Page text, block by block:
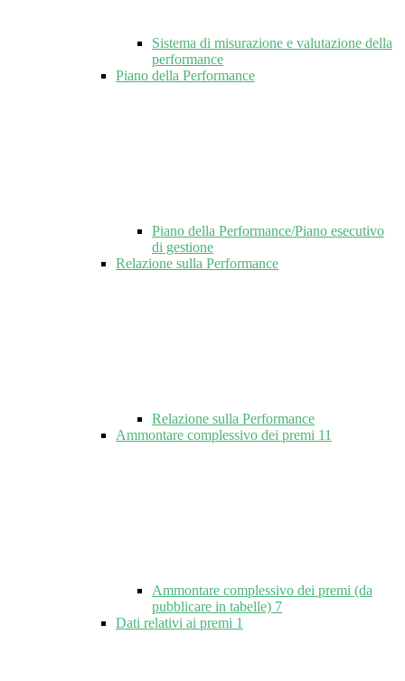
Sistema di misurazione e valutazione della
performance
Piano della Performance
Piano della Performance/Piano esecutivo
di gestione
Relazione sulla Performance
Relazione sulla Performance
Ammontare complessivo dei premi 11
Ammontare complessivo dei premi (da
pubblicare in tabelle) 7
Dati relativi ai premi 1